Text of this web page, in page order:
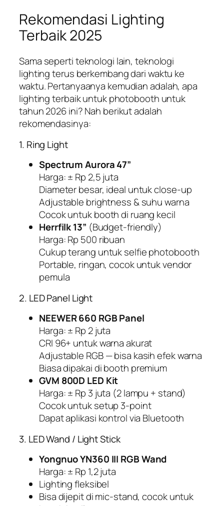
Rekomendasi Lighting
Terbaik 2025
Sama seperti teknologi lain, teknologi
lighting terus berkembang dari waktu ke
waktu. Pertanyaanya kemudian adalah, apa
lighting terbaik untuk photobooth untuk
tahun 2026 ini? Nah berikut adalah
rekomendasinya:
1. Ring Light
Spectrum Aurora 47”
Harga: ± Rp 2,5 juta
Diameter besar, ideal untukclose-up
Adjustable brightness & suhu warna
Cocok untuk booth di ruang kecil
Herrfilk 13” (Budget-friendly)
Harga: Rp 500 ribuan
Cukup terang untukselfiephotobooth
Portable, ringan, cocok untuk vendor
pemula
2. LED Panel Light
NEEWER 660 RGB Panel
Harga: ± Rp 2 juta
CRI 96+ untuk warna akurat
Adjustable RGB — bisa kasih efek warna
Biasa dipakai dibooth premium
GVM 800D LED Kit
Harga: ± Rp 3 juta (2 lampu + stand)
Cocok untuk setup 3-point
Dapat aplikasi kontrol via Bluetooth
3. LED Wand / Light Stick
Yongnuo YN360 III RGB Wand
Harga: ± Rp 1,2 juta
Lighting fleksibel
Bisa dijepit di mic-stand, cocok untuk